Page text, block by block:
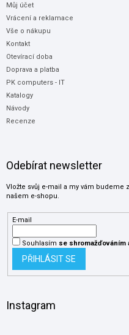
Můj účet
Vrácení a reklamace
Vše o nákupu
Kontakt
Otevírací doba
Doprava a platba
PK computers - IT
Katalogy
Návody
Recenze
Odebírat newsletter
Vložte svůj e-mail a my vám
našem e-shopu.
E-mail
Souhlasím se shromažďováním
PŘIHLÁSIT SE
Instagram